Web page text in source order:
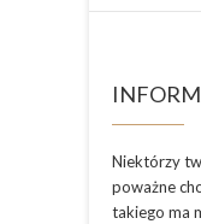
Niektórzy
poważne
takiego ma